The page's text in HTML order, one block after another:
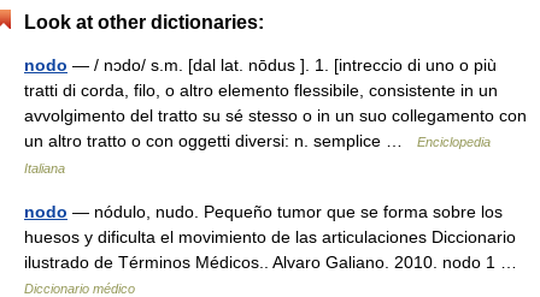
Look at other dictionaries:
nodo — / nɔdo/ s.m. [dal lat. nōdus ]. 1. [intreccio di uno o più
tratti di corda, filo, o altro elemento flessibile, consistente in un
avvolgimento del tratto su sé stesso o in un suo collegamento con
un altro tratto o con oggetti diversi: n. semplice …
Enciclopedia
Italiana
nodo — nódulo, nudo. Pequeño tumor que se forma sobre los
huesos y dificulta el movimiento de las articulaciones Diccionario
ilustrado de Términos Médicos.. Alvaro Galiano. 2010. nodo 1 …
Diccionario médico